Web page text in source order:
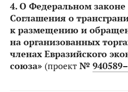
4.О Федеральном
Соглашения о
к размещению и
на организованных
членах Евразийского
союза» (проект №